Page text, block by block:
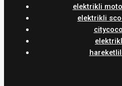
elektrikli
elektrikli